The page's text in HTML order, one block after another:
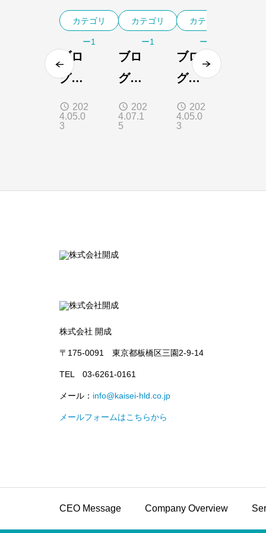
カテゴリ
ー1
ブロ
グサ
ンプ
ル1
202
4.05.0
3
カテゴリ
ー1
ブロ
グサ
ンプ
ル4
202
4.07.1
5
カテゴリ
ー1
ブロ
グサ
ンプ
ル3
202
4.05.0
3
株式会社 開成
〒175-0091 東京都板橋区三園2-9-14
TEL 03-6261-0161
メール： info@kaisei-hld.co.jp
メールフォームはこちらから
CEO Message Company Overview